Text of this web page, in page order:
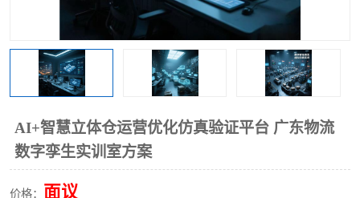
AI+智慧立体仓运营优化仿真验证平台 广东物流
数字孪生实训室方案
价格： 面议